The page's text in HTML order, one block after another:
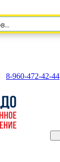
8-960-472-42-44